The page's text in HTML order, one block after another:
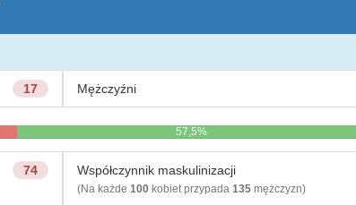
17 Mężczyźni
57,5%
74 Współczynnik maskulinizacji
(Na każde 100kobiet przypada 135mężczyzn)